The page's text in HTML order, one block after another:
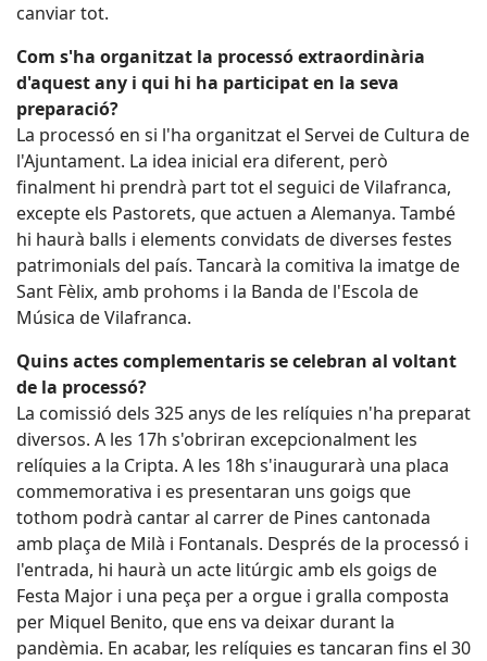
canviar tot.
Com s'ha organitzat la processó extraordinària
d'aquest any i qui hi ha participat en la seva
preparació?
La processó en si l'ha organitzat el Servei de Cultura de
l'Ajuntament. La idea inicial era diferent, però
finalment hi prendrà part tot el seguici de Vilafranca,
excepte els Pastorets, que actuen a Alemanya. També
hi haurà balls i elements convidats de diverses festes
patrimonials del país. Tancarà la comitiva la imatge de
Sant Fèlix, amb prohoms i la Banda de l'Escola de
Música de Vilafranca.
Quins actes complementaris se celebran al voltant
de la processó?
La comissió dels 325 anys de les relíquies n'ha preparat
diversos. A les 17h s'obriran excepcionalment les
relíquies a la Cripta. A les 18h s'inaugurarà una placa
commemorativa i es presentaran uns goigs que
tothom podrà cantar al carrer de Pines cantonada
amb plaça de Milà i Fontanals. Després de la processó i
l'entrada, hi haurà un acte litúrgic amb els goigs de
Festa Major i una peça per a orgue i gralla composta
per Miquel Benito, que ens va deixar durant la
pandèmia. En acabar, les relíquies es tancaran fins el 30